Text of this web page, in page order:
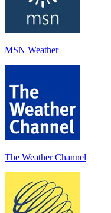
MSN Weather
The Weather Channel